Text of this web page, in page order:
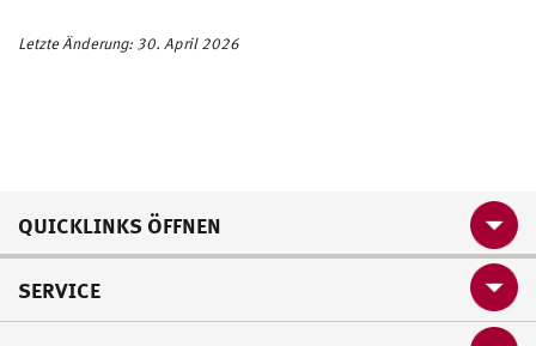
Letzte Änderung: 30. April 2026
QUICKLINKS ÖFFNEN
SERVICE